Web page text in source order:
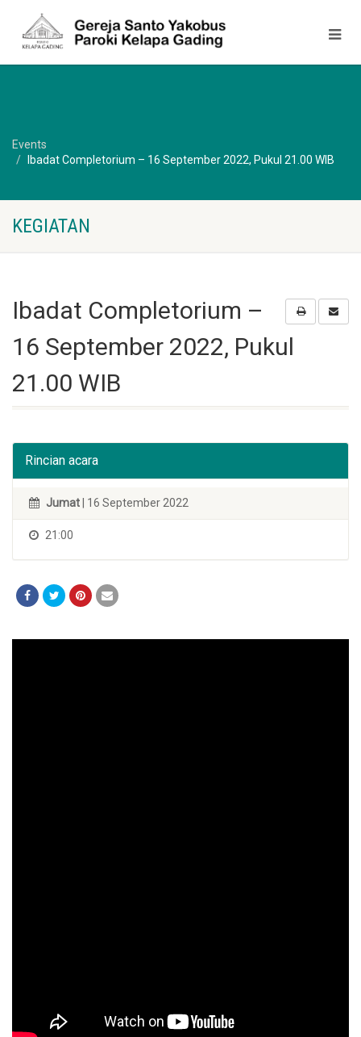
Events
Ibadat Completorium – 16 September 2022, Pukul 21.00 WIB
KEGIATAN
Ibadat Completorium –
16 September 2022, Pukul
21.00 WIB
Rincian acara
Jumat | 16 September 2022
21:00